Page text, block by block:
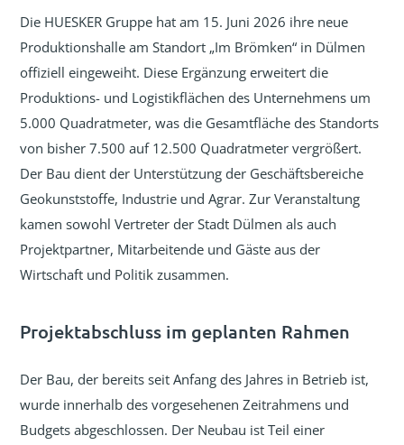
Die HUESKER Gruppe hat am 15. Juni 2026 ihre neue
Produktionshalle am Standort „Im Brömken“ in Dülmen
offiziell eingeweiht. Diese Ergänzung erweitert die
Produktions- und Logistikflächen des Unternehmens um
5.000 Quadratmeter, was die Gesamtfläche des Standorts
von bisher 7.500 auf 12.500 Quadratmeter vergrößert.
Der Bau dient der Unterstützung der Geschäftsbereiche
Geokunststoffe, Industrie und Agrar. Zur Veranstaltung
kamen sowohl Vertreter der Stadt Dülmen als auch
Projektpartner, Mitarbeitende und Gäste aus der
Wirtschaft und Politik zusammen.
Projektabschluss im geplanten Rahmen
Der Bau, der bereits seit Anfang des Jahres in Betrieb ist,
wurde innerhalb des vorgesehenen Zeitrahmens und
Budgets abgeschlossen. Der Neubau ist Teil einer